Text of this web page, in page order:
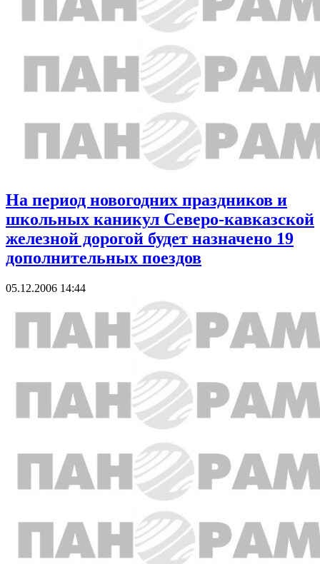
На период новогодних праздников и
школьных каникул Северо-кавказской
железной дорогой будет назначено 19
дополнительных поездов
05.12.2006 14:44